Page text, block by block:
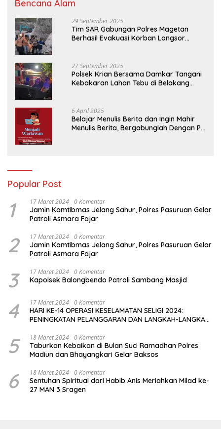
Bencana Alam
29 September 2025
Tim SAR Gabungan Polres Magetan
Berhasil Evakuasi Korban Longsor
27 September 2025
Polsek Krian Bersama Damkar Tangani
Kebakaran Lahan Tebu di Belakang
6 April 2025
Belajar Menulis Berita dan Ingin Mahir
Menulis Berita, Bergabunglah Dengan PT
Popular Post
1 17 Maret 2024 0 Komentar
Jamin Kamtibmas Jelang Sahur, Polres Pasuruan Gelar
Patroli Asmara Fajar
2 17 Maret 2024 0 Komentar
Jamin Kamtibmas Jelang Sahur, Polres Pasuruan Gelar
Patroli Asmara Fajar
3 17 Maret 2024 0 Komentar
Kapolsek Balongbendo Patroli Sambang Masjid
4 17 Maret 2024 0 Komentar
HARI KE-14 OPERASI KESELAMATAN SELIGI 2024:
PENINGKATAN PELANGGARAN DAN LANGKAH-LANGKAH
5 18 Maret 2024 0 Komentar
Taburkan Kebaikan di Bulan Suci Ramadhan Polres
Madiun dan Bhayangkari Gelar Baksos
6 18 Maret 2024 0 Komentar
Sentuhan Spiritual dari Habib Anis Meriahkan Milad ke-
27 MAN 3 Sragen